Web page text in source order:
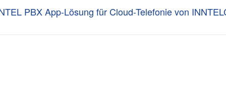
PBX App-Lösung für Cloud-Telefonie von